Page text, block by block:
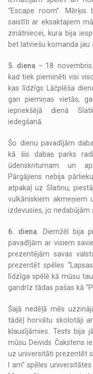
“Escape room”.
saistīti ar eksaktajiem
zinātniecei, kura bija
bet latviešu komanda jau
5. diena – 18.
kad tiek pieminēti visi
kas līdzīgs Lāčplēša
gan piemiņas vietās,
iepriekšējā dienā
iedegšanā.
Šo dienu pavadījām
kā šis dabas parks
ūdenskritumam un
Pārgājiens nebija
atpakaļ uz Slatinu,
vulkāniskiem akmeņiem
izdevusies, jo nedabūjām
6. diena. Diemžēl bija
pavadījām ar visiem
prezentējām savas
prezentēt spēles
līdzīga spēlē kā mūsu
gandrīz tādas pašas kā
Šajā nedēļā mēs
tādēļ horvātu skolotāji
klausījāmies. Tests bija
mūsu Deivids Čakstens
uz universitāti prezentēt
I am” spēles